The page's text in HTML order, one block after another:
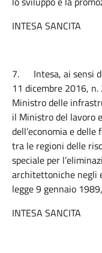
INTESA SANCITA
7. Intesa, ai sensi
11 dicembre 2016,
Ministro delle
il Ministro del lavoro
dell’economia e
tra le regioni delle
speciale per
architettoniche negli
legge 9 gennaio
INTESA SANCITA